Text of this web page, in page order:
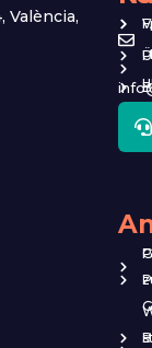
València,